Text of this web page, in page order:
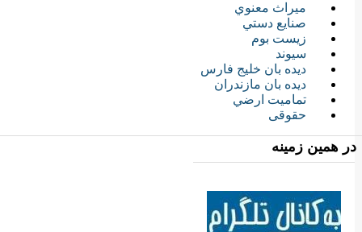
ميراث معنوي
صنايع دستي
زيست بوم
سیوند
ديده بان خليج فارس
ديده بان مازندران
تماميت ارضي
حقوقی
در همین زمینه